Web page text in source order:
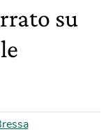
su